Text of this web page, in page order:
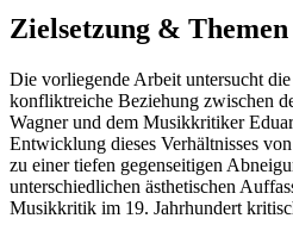
Zielsetzung & Themen
Die vorliegende Arbeit untersucht
konfliktreiche Beziehung zwischen
Wagner und dem Musikkritiker
Entwicklung dieses Verhältnisses
zu einer tiefen gegenseitigen
unterschiedlichen ästhetischen
Musikkritik im 19. Jahrhundert